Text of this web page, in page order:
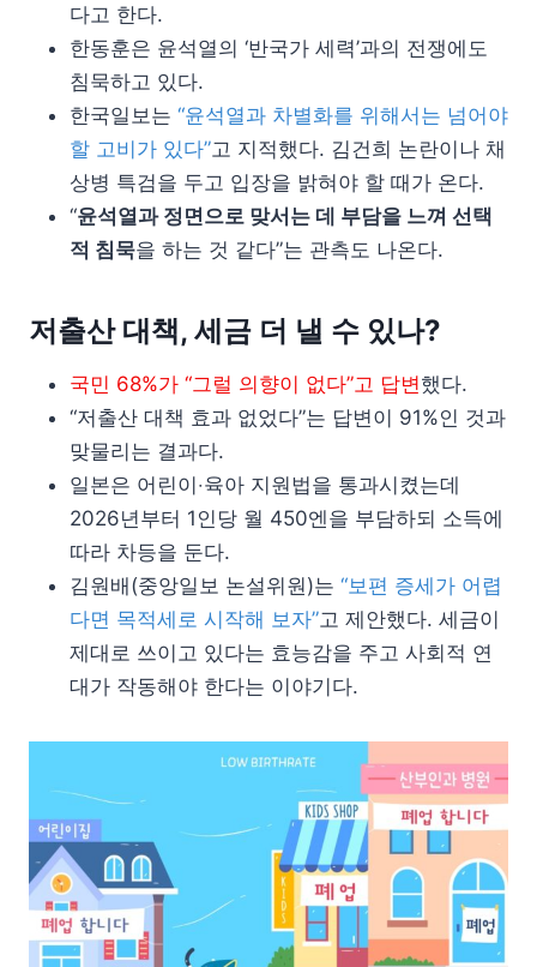
다고 한다.
한동훈은 윤석열의 ‘반국가 세력’과의 전쟁에도
침묵하고 있다.
한국일보는 “윤석열과 차별화를 위해서는 넘어야
할 고비가 있다”고 지적했다. 김건희 논란이나 채
상병 특검을 두고 입장을 밝혀야 할 때가 온다.
“윤석열과 정면으로 맞서는 데 부담을 느껴 선택
적 침묵을 하는 것 같다”는 관측도 나온다.
저출산 대책, 세금 더 낼 수 있나?
국민 68%가 “그럴 의향이 없다”고 답변했다.
“저출산 대책 효과 없었다”는 답변이 91%인 것과
맞물리는 결과다.
일본은 어린이‧육아 지원법을 통과시켰는데
2026년부터 1인당 월 450엔을 부담하되 소득에
따라 차등을 둔다.
김원배(중앙일보 논설위원)는 “보편 증세가 어렵
다면 목적세로 시작해 보자”고 제안했다. 세금이
제대로 쓰이고 있다는 효능감을 주고 사회적 연
대가 작동해야 한다는 이야기다.